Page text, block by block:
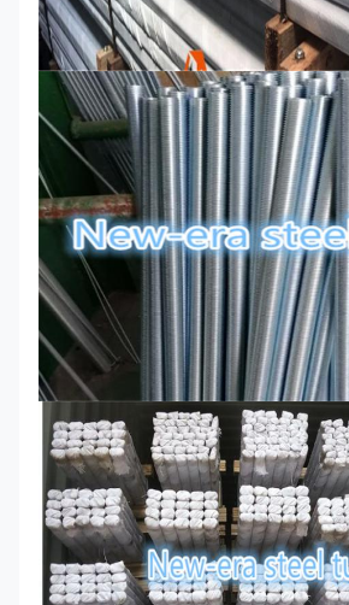
B16
Tot 2-1/2 125
2-5/8 - 4 110
4-1/8 - 7 100